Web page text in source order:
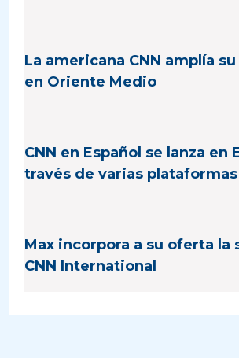
La americana CNN amplía
en Oriente Medio
CNN en Español se lanza en
través de varias plataformas
Max incorpora a su oferta la
CNN International